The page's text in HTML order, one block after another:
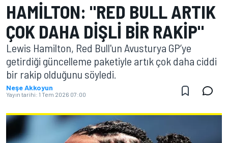
HAMILTON: "RED BULL ARTIK
ÇOK DAHA DIŞLI BIR RAKIP"
Lewis Hamilton, Red Bull'un Avusturya GP’ye
getirdiği güncelleme paketiyle artık çok daha ciddi
bir rakip olduğunu söyledi.
Neşe Akkoyun
Yayın tarihi: 1 Tem 2026 07:00